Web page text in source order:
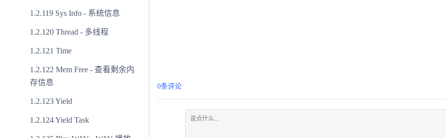
Sys Info - 系统信息
Thread - 多线程
Time
Mem Free - 查看剩余内
存信息
Yield
Yield Task
0条评论